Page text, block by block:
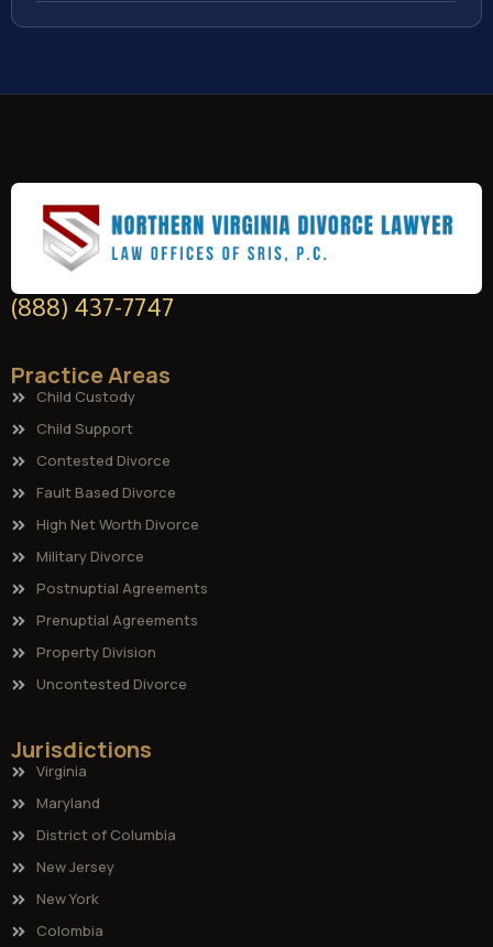
(888) 437-7747
Practice Areas
Child Custody
Child Support
Contested Divorce
Fault Based Divorce
High Net Worth Divorce
Military Divorce
Postnuptial Agreements
Prenuptial Agreements
Property Division
Uncontested Divorce
Jurisdictions
Virginia
Maryland
District of Columbia
New Jersey
New York
Colombia